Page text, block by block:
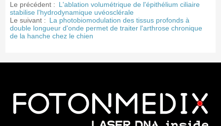
Le précédent : L'ablation volumétrique de l'épithélium ciliaire
stabilise l'hydrodynamique uvéosclérale
Le suivant : La photobiomodulation des tissus profonds à
double longueur d'onde permet de traiter l'arthrose chronique
de la hanche chez le chien